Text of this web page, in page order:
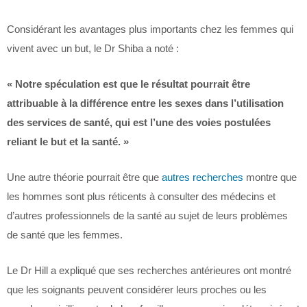
Considérant les avantages plus importants chez les femmes qui
vivent avec un but, le Dr Shiba a noté :
« Notre spéculation est que le résultat pourrait être
attribuable à la différence entre les sexes dans l’utilisation
des services de santé, qui est l’une des voies postulées
reliant le but et la santé. »
Une autre théorie pourrait être que autres recherches montre que
les hommes sont plus réticents à consulter des médecins et
d’autres professionnels de la santé au sujet de leurs problèmes
de santé que les femmes.
Le Dr Hill a expliqué que ses recherches antérieures ont montré
que les soignants peuvent considérer leurs proches ou les